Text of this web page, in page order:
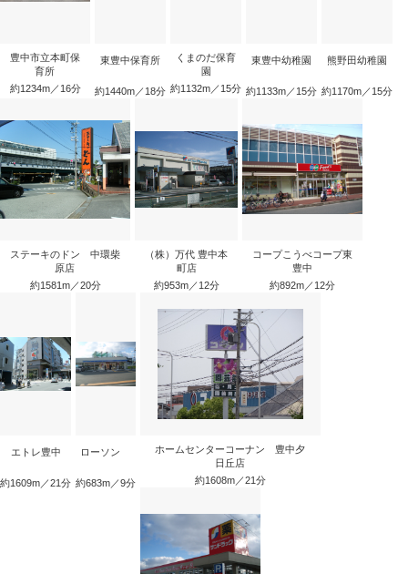
豊中市立本町保
育所
約1234m／16分
東豊中保育所
約1440m／18分
くまのだ保育
園
約1132m／15分
東豊中幼稚園
約1133m／15分
熊野田幼稚園
約1170m／15分
ステーキのドン 中環柴
原店
約1581m／20分
（株）万代 豊中本
町店
約953m／12分
コープこうべコープ東
豊中
約892m／12分
エトレ豊中
約1609m／21分
ローソン
約683m／9分
ホームセンターコーナン 豊中夕
日丘店
約1608m／21分